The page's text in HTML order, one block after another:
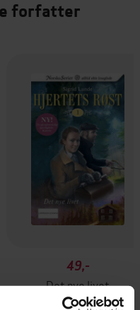
forfatter
49,-
Det nye livet
Sigrid Lunde